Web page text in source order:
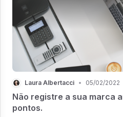
Laura Albertacci • 05/02/2022
Não registre a sua marca
pontos.